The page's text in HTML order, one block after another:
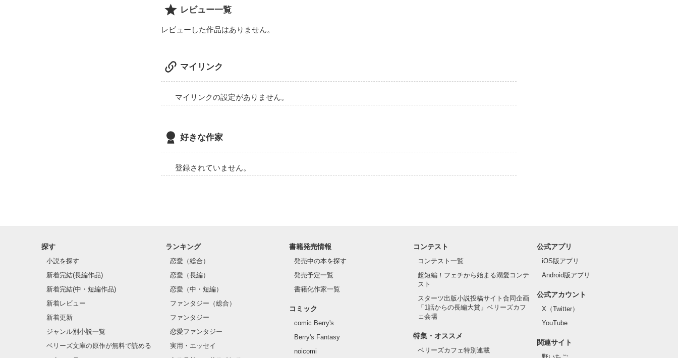
わたしをひとりにしないで。
レビュー一覧
レビューした作品はありません。
マイリンク
マイリンクの設定がありません。
好きな作家
登録されていません。
探す
小説を探す
新着完結(長編作品)
新着完結(中・短編作品)
新着レビュー
新着更新
ジャンル別小説一覧
ベリーズ文庫の原作が無料で読める
ランキング
恋愛（総合）
恋愛（長編）
恋愛（中・短編）
ファンタジー（総合）
ファンタジー
恋愛ファンタジー
実用・エッセイ
書籍発売情報
発売中の本を探す
発売予定一覧
書籍化作家一覧
コミック
comic Berry's
Berry's Fantasy
noicomi
コンテスト
コンテスト一覧
超短編！フェチから始まる溺愛コンテ
スト
スターツ出版小説投稿サイト合同企画
「1話からの長編大賞」ベリーズカフ
ェ会場
特集・オススメ
ベリーズカフェ特別連載
公式アプリ
iOS版アプリ
Android版アプリ
公式アカウント
X（Twitter）
YouTube
関連サイト